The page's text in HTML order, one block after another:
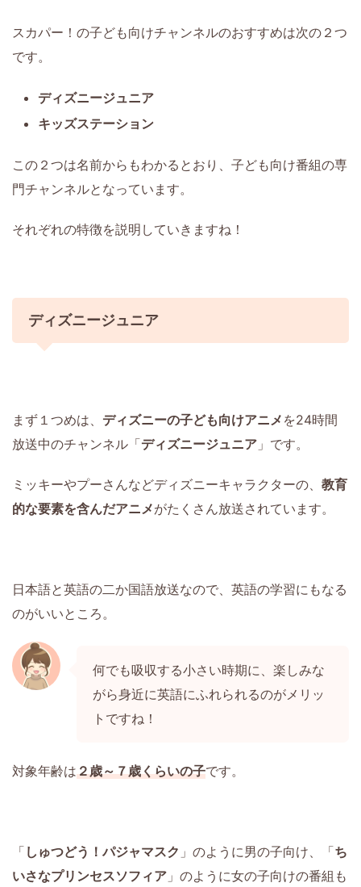
スカパー！の子ども向けチャンネルのおすすめは次の２つ
です。
ディズニージュニア
キッズステーション
この２つは名前からもわかるとおり、子ども向け番組の専
門チャンネルとなっています。
それぞれの特徴を説明していきますね！
ディズニージュニア
まず１つめは、 ディズニーの子ども向けアニメ を24時間
放送中のチャンネル「ディズニージュニア 」です。
ミッキーやプーさんなどディズニーキャラクターの、 教育
的な要素を含んだアニメがたくさん放送されています。
日本語と英語の二か国語放送なので、英語の学習にもなる
のがいいところ。
何でも吸収する小さい時期に、楽しみな
がら身近に英語にふれられるのがメリッ
トですね！
対象年齢は２歳～７歳くらいの子です。
「 しゅつどう！パジャマスク 」のように男の子向け、「ち
いさなプリンセスソフィア 」のように女の子向けの番組も